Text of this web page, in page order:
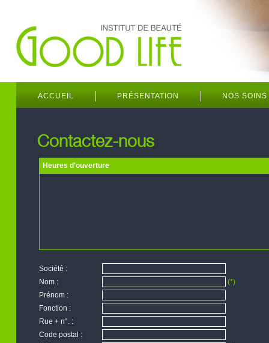
ACCUEIL PRÉSENTATION NOS SOINS
Contactez-nous
Heures d'ouverture
Société :
Nom :
(*)
Prénom :
Fonction :
Rue + n°. :
Code postal :